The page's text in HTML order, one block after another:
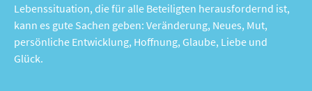
Lebenssituation, die für alle Beteiligten herausfordernd ist,
kann es gute Sachen geben: Veränderung, Neues, Mut,
persönliche Entwicklung, Hoffnung, Glaube, Liebe und
Glück.